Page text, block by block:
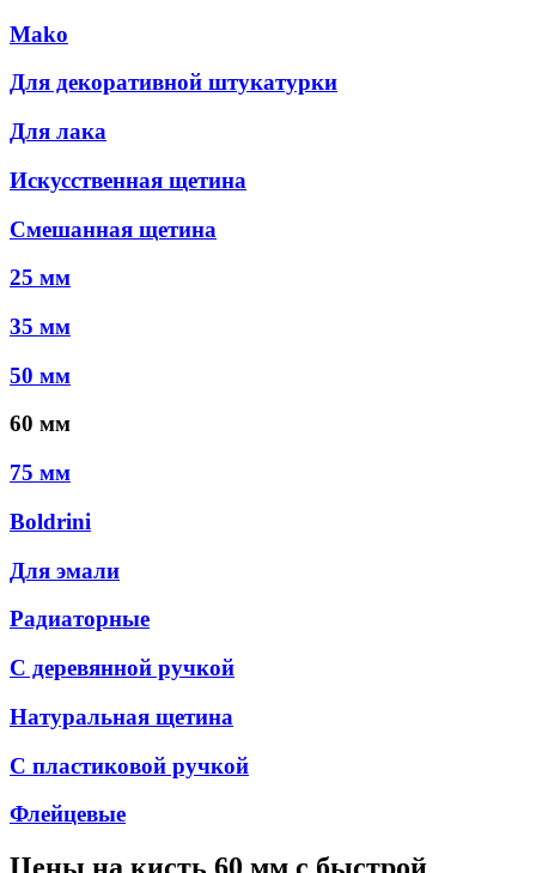
Mako
Для декоративной штукатурки
Для лака
Искусственная щетина
Смешанная щетина
25 мм
35 мм
50 мм
60 мм
75 мм
Boldrini
Для эмали
Радиаторные
С деревянной ручкой
Натуральная щетина
С пластиковой ручкой
Флейцевые